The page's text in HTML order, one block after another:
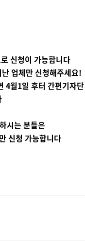
신청이 가능합니다
업체만 신청해주세요!
4월1일 후터 간편기자단
시는 분들은
신청 가능합니다